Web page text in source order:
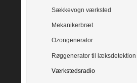
Sækkevogn værksted
Mekanikerbræt
Ozongenerator
Røggenerator til læksdetektion
Værkstedsradio